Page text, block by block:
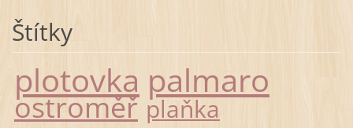
Štítky
plotovka palmaro
ostroměř plaňka